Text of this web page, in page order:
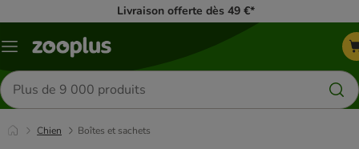
Livraison offerte dès 49 €*
Menu
Rechercher
des
produits
Chien Boîtes et sachets